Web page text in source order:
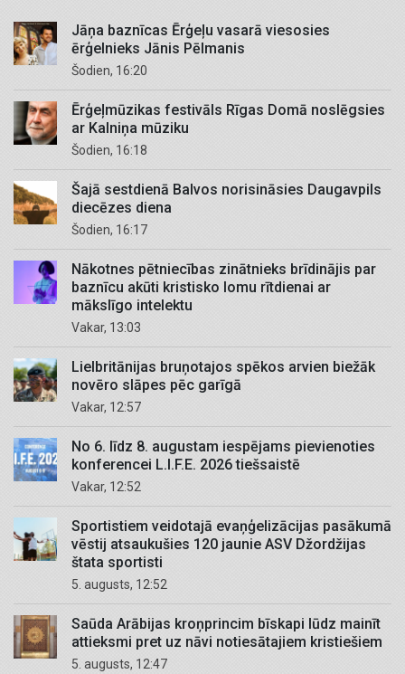
Jāņa baznīcas Ērģeļu vasarā viesosies
ērģelnieks Jānis Pēlmanis
Šodien, 16:20
Ērģeļmūzikas festivāls Rīgas Domā noslēgsies
ar Kalniņa mūziku
Šodien, 16:18
Šajā sestdienā Balvos norisināsies Daugavpils
diecēzes diena
Šodien, 16:17
Nākotnes pētniecības zinātnieks brīdinājis par
baznīcu akūti kristisko lomu rītdienai ar
mākslīgo intelektu
Vakar, 13:03
Lielbritānijas bruņotajos spēkos arvien biežāk
novēro slāpes pēc garīgā
Vakar, 12:57
No 6. līdz 8. augustam iespējams pievienoties
konferencei L.I.F.E. 2026 tiešsaistē
Vakar, 12:52
Sportistiem veidotajā evaņģelizācijas pasākumā
vēstij atsaukušies 120 jaunie ASV Džordžijas
štata sportisti
5. augusts, 12:52
Saūda Arābijas kroņprincim bīskapi lūdz mainīt
attieksmi pret uz nāvi notiesātajiem kristiešiem
5. augusts, 12:47